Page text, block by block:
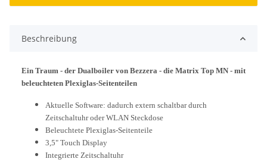
Beschreibung
Ein Traum - der Dualboiler von Bezzera - die Matrix Top MN - mit
beleuchteten Plexiglas-Seitenteilen
Aktuelle Software: dadurch extern schaltbar durch
Zeitschaltuhr oder WLAN Steckdose
Beleuchtete Plexiglas-Seitenteile
3,5" Touch Display
Integrierte Zeitschaltuhr